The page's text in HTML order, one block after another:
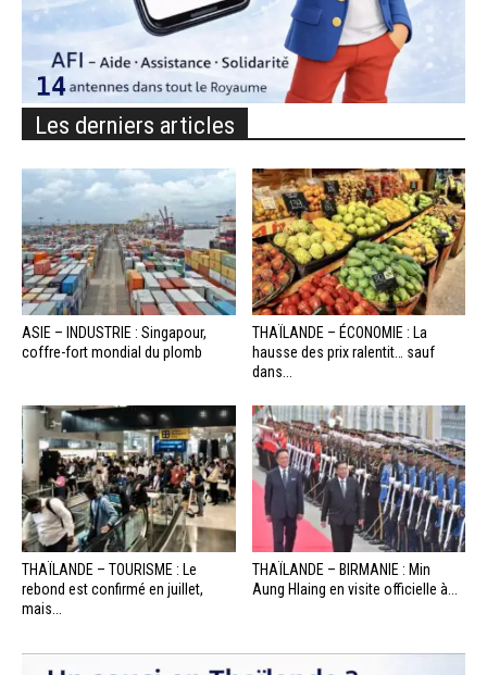
Les derniers articles
ASIE – INDUSTRIE : Singapour,
coffre-fort mondial du plomb
THAÏLANDE – ÉCONOMIE : La
hausse des prix ralentit… sauf
dans...
THAÏLANDE – TOURISME : Le
rebond est confirmé en juillet,
mais...
THAÏLANDE – BIRMANIE : Min
Aung Hlaing en visite officielle à...